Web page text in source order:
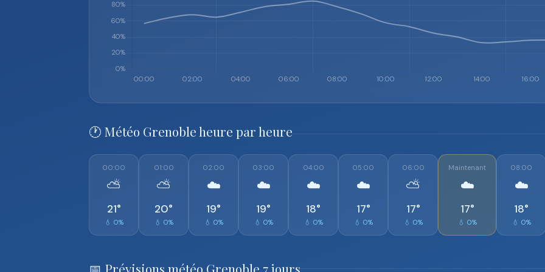
🕐 Météo Grenoble heure par heure
00:00
⛅
21°
💧 0%
01:00
⛅
20°
💧 0%
02:00
☁️
19°
💧 0%
03:00
☁️
19°
💧 0%
04:00
☁️
18°
💧 0%
05:00
☁️
17°
💧 0%
06:00
⛅
17°
💧 0%
Maintenant
☁️
17°
💧 0%
08:00
☁️
18°
💧 0%
📅 Prévisions météo Grenoble 7 jours